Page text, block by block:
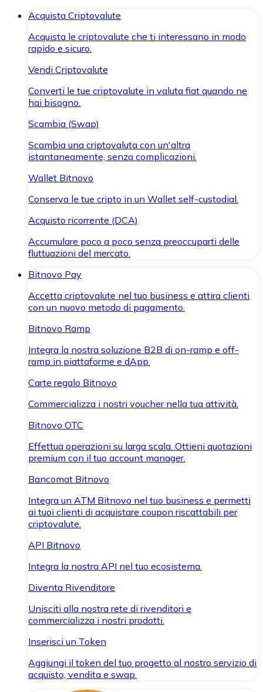
Acquista Criptovalute
Acquista le criptovalute che ti interessano in modo
rapido e sicuro.
Vendi Criptovalute
Converti le tue criptovalute in valuta fiat quando ne
hai bisogno.
Scambia (Swap)
Scambia una criptovaluta con un'altra
istantaneamente, senza complicazioni.
Wallet Bitnovo
Conserva le tue cripto in un Wallet self-custodial.
Acquisto ricorrente (DCA)
Accumulare poco a poco senza preoccuparti delle
fluttuazioni del mercato.
Bitnovo Pay
Accetta criptovalute nel tuo business e attira clienti
con un nuovo metodo di pagamento.
Bitnovo Ramp
Integra la nostra soluzione B2B di on-ramp e off-
ramp in piattaforme e dApp.
Carte regalo Bitnovo
Commercializza i nostri voucher nella tua attività.
Bitnovo OTC
Effettua operazioni su larga scala. Ottieni quotazioni
premium con il tuo account manager.
Bancomat Bitnovo
Integra un ATM Bitnovo nel tuo business e permetti
ai tuoi clienti di acquistare coupon riscattabili per
criptovalute.
API Bitnovo
Integra la nostra API nel tuo ecosistema.
Diventa Rivenditore
Unisciti alla nostra rete di rivenditori e
commercializza i nostri prodotti.
Inserisci un Token
Aggiungi il token del tuo progetto al nostro servizio di
acquisto, vendita e swap.